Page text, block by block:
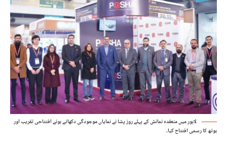
لاہور میں منعقدہ نمائش کے پہلے روز پشا نے نمایاں موجودگی دکھاتے ہوئے افتتاحی تقریب اور
بوتھ کا رسمی افتتاح کیا۔